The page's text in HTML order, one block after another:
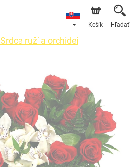
Košík Hľadať
Srdce ruží a orchideí